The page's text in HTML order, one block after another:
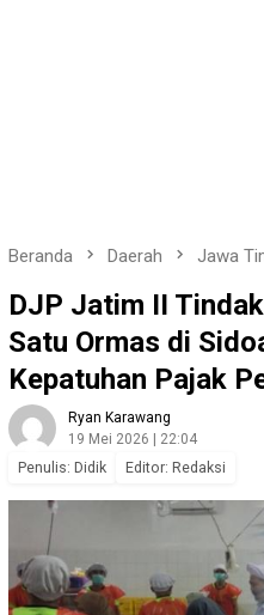
Beranda Daerah Jawa
DJP Jatim II
Satu Ormas di
Kepatuhan Pajak
Ryan Karawang
19 Mei 2026 | 22:04
Penulis: Didik Editor: Redaksi